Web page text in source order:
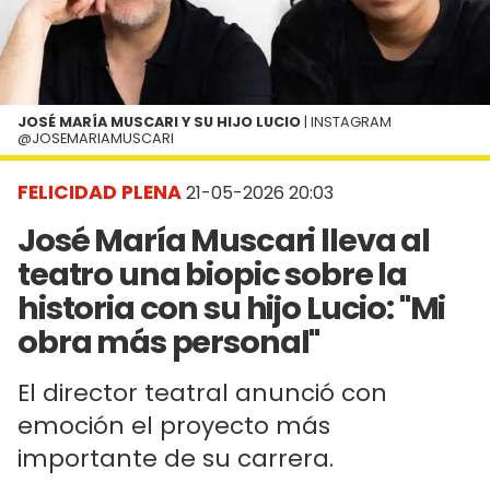
FELICIDAD PLENA21-05-2026 20:03
José María Muscari lleva al
teatro una biopic sobre la
historia con su hijo Lucio: "Mi
obra más personal"
El director teatral anunció con
emoción el proyecto más
importante de su carrera.
JOSÉ MARÍA MUSCARI Y SU HIJO LUCIO | INSTAGRAM
@JOSEMARIAMUSCARI